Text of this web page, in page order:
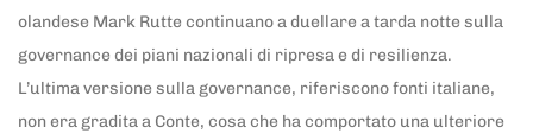
olandese Mark Rutte continuano a duellare a tarda notte sulla
governance dei piani nazionali di ripresa e di resilienza.
L’ultima versione sulla governance, riferiscono fonti italiane,
non era gradita a Conte, cosa che ha comportato una ulteriore